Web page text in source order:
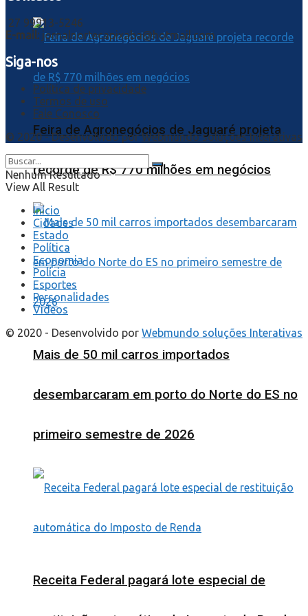
Feira de Agronegócios de Jaguaré projeta
recorde de R$ 770 milhões em negócios
Mais de 50 mil carros importados
desembarcaram em porto do Norte do ES no
primeiro semestre de 2026
Receita Federal pagará lote especial de
27 99913-5246
E-mail: jornalnortecapixaba@hotmail.com
Siga-nos
Política de privacidade
Termos de uso
Fale Conosco
© 2020 - Desenvolvido porWebmundo soluções Interativas
Nenhum Resultado
View All Result
Início
Cidades
Estado
Política
Economia
Polícia
Esportes
Personalidades
Videos
© 2020 - Desenvolvido por Webmundo soluções Interativas